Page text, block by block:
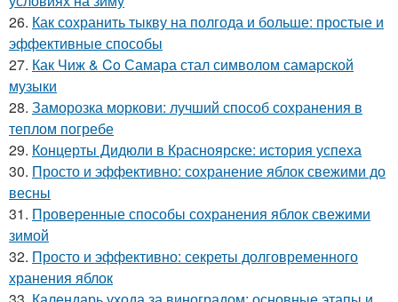
26. Как сохранить тыкву на полгода и больше: простые и
эффективные способы
27. Как Чиж & Co Самара стал символом самарской
музыки
28. Заморозка моркови: лучший способ сохранения в
теплом погребе
29. Концерты Дидюли в Красноярске: история успеха
30. Просто и эффективно: сохранение яблок свежими до
весны
31. Проверенные способы сохранения яблок свежими
зимой
32. Просто и эффективно: секреты долговременного
хранения яблок